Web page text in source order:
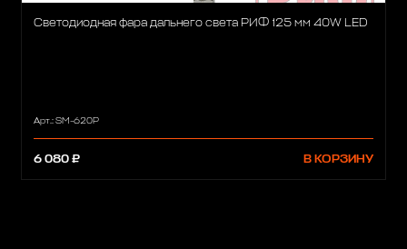
Светодиодная фара дальнего света РИФ 125 мм 40W LED
Арт.: SM-620P
6 080 ₽ В КОРЗИНУ